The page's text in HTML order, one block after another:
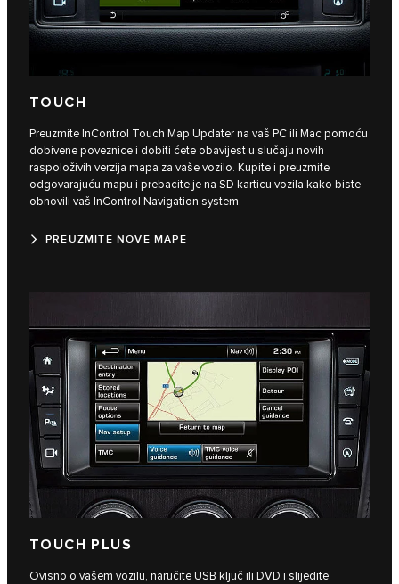
TOUCH
Preuzmite InControl Touch Map Updater na vaš PC ili Mac pomoću
dobivene poveznice i dobiti ćete obavijest u slučaju novih
raspoloživih verzija mapa za vaše vozilo. Kupite i preuzmite
odgovarajuću mapu i prebacite je na SD karticu vozila kako biste
obnovili vaš InControl Navigation system.
PREUZMITE NOVE MAPE
TOUCH PLUS
Ovisno o vašem vozilu, naručite USB ključ ili DVD i slijedite